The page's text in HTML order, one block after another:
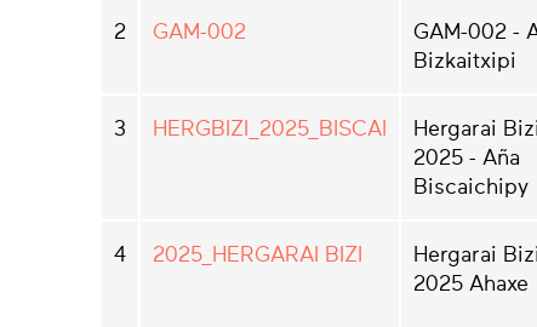
2 GAM-002
GAM-002 -
Bizkaitxipi
3 HERGBIZI_2025_BISCAI
Hergarai
2025 - Aña
Biscaichipy
4 2025_HERGARAI BIZI
Hergarai
2025 Ahaxe